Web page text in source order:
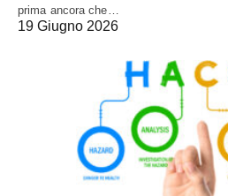
prima ancora che…
19 Giugno 2026